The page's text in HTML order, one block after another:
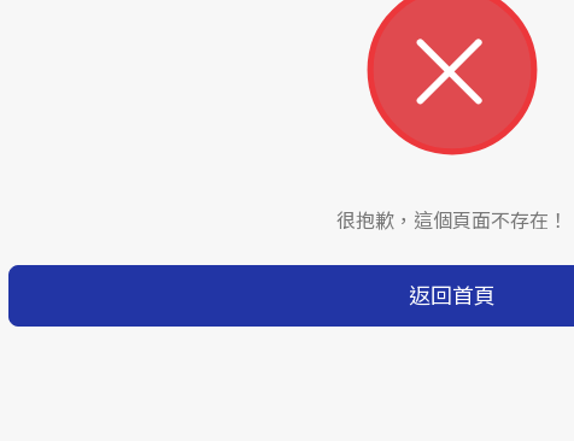
很抱歉，這個頁面不存在！
返回首頁